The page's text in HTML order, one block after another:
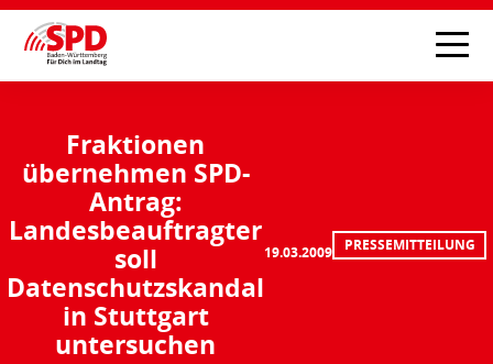
Fraktionen
übernehmen SPD-
Antrag:
Landesbeauftragter
soll
Datenschutzskandal
in Stuttgart
untersuchen
19.03.2009 PRESSEMITTEILUNG